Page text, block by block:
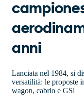
anni
Lanciata nel 1984, si
versatilità: le proposte
wagon, cabrio e GSi